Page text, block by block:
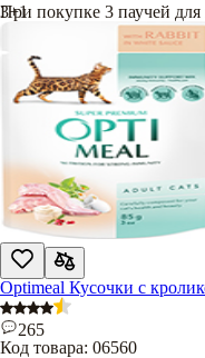
При покупке 3 паучей
3+1
Optimeal Кусочки с
265
Код товара: 06560